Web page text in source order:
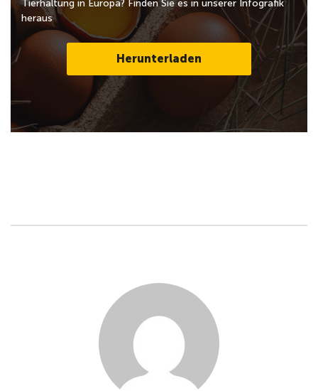
Tierhaltung in Europa? Finden Sie es in unserer Infografik
heraus
Herunterladen